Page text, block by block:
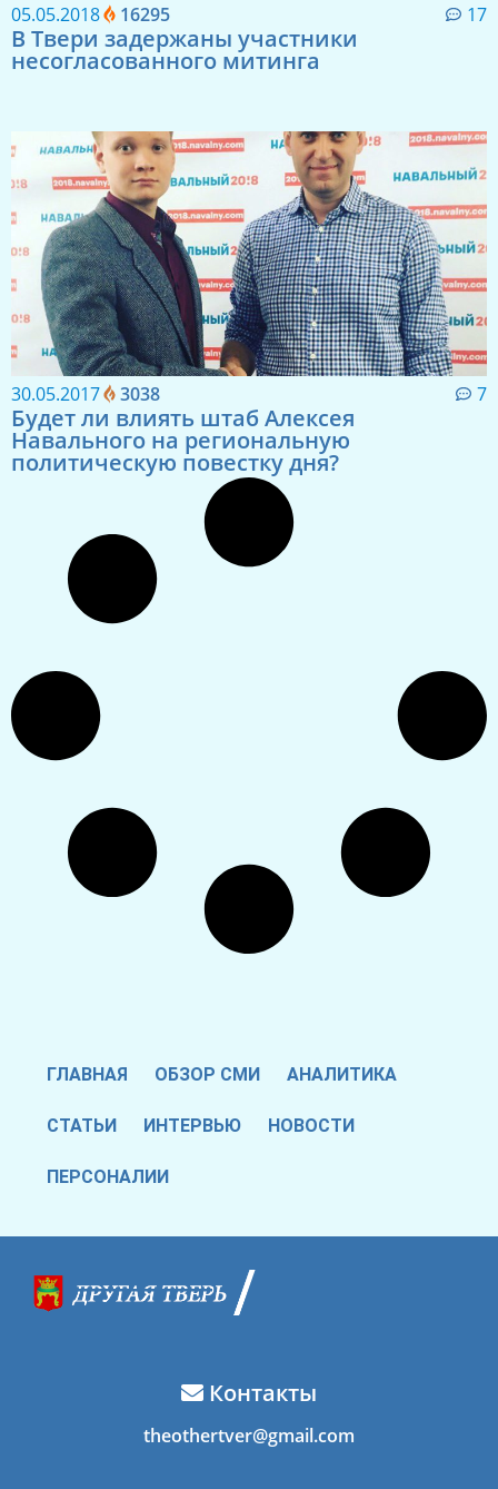
05.05.2018 16295 17
В Твери задержаны участники
несогласованного митинга
30.05.2017 3038 7
Будет ли влиять штаб Алексея
Навального на региональную
политическую повестку дня?
ГЛАВНАЯ ОБЗОР СМИ АНАЛИТИКА
СТАТЬИ ИНТЕРВЬЮ НОВОСТИ
ПЕРСОНАЛИИ
Контакты
theothertver@gmail.com